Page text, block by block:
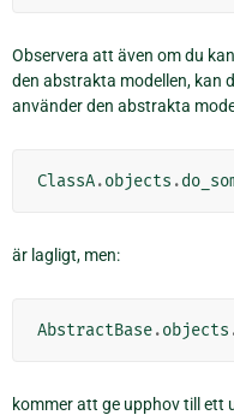
Observera att även om du kan
den abstrakta modellen, kan
använder den abstrakta
ClassA.objects .
är lagligt, men:
AbstractBase.objects
kommer att ge upphov till ett